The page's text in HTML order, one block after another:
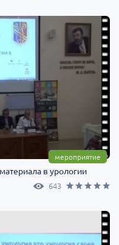
мероприятие
в урологии
643